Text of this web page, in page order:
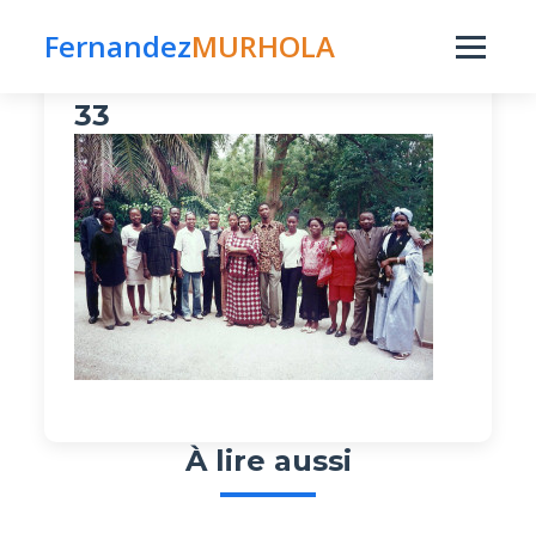
FernandezMURHOLA
Publié le 24 décembre 2015 par fmurhola
33
À lire aussi